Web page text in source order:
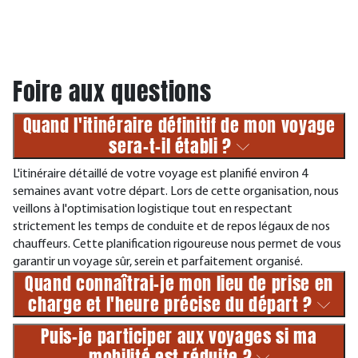
Foire aux questions
Quand l'itinéraire définitif de mon voyage
sera-t-il établi ?
L'itinéraire détaillé de votre voyage est planifié environ 4
semaines avant votre départ. Lors de cette organisation, nous
veillons à l'optimisation logistique tout en respectant
strictement les temps de conduite et de repos légaux de nos
chauffeurs. Cette planification rigoureuse nous permet de vous
garantir un voyage sûr, serein et parfaitement organisé.
Quand connaîtrai-je mon lieu de prise en
charge et l'heure précise du départ ?
Puis-je participer aux voyages si ma